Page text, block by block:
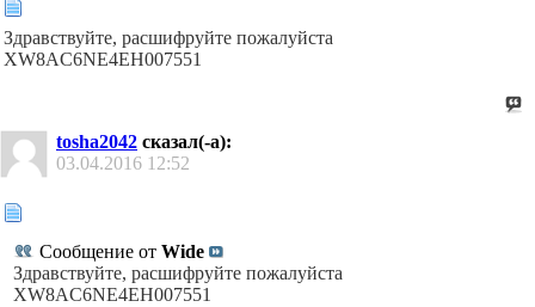
Здравствуйте, расшифруйте пожалуйста
XW8AC6NE4EH007551
tosha2042 сказал(-а):
03.04.2016 12:52
Сообщение от Wide
Здравствуйте, расшифруйте пожалуйста
XW8AC6NE4EH007551